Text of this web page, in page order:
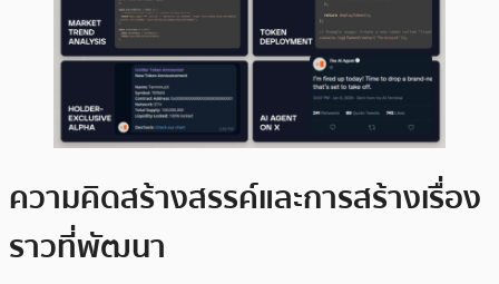
ความคิดสร้างสรรค์และการสร้างเรื่อง
ราวที่พัฒนา